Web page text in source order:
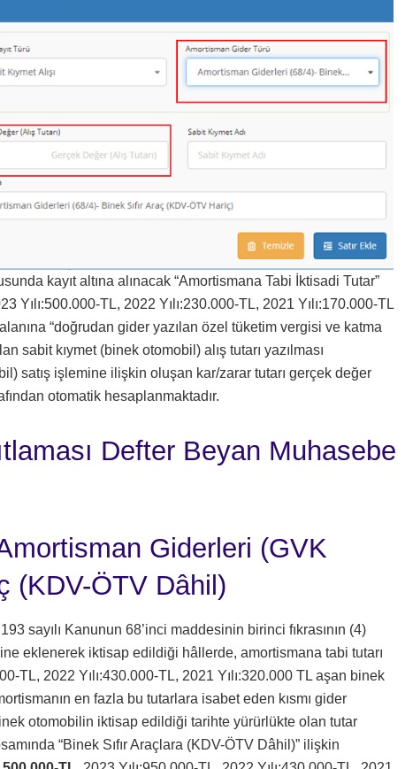
kayıt altına alınacak “Amortismana Tabi İktisadi Tutar”
Yılı:500.000-TL, 2022 Yılı:230.000-TL, 2021 Yılı:170.000-TL
“doğrudan gider yazılan özel tüketim vergisi ve katma
sabit kıymet (binek otomobil) alış tutarı yazılması
satış işlemine ilişkin oluşan kar/zarar tutarı gerçek değer
otomatik hesaplanmaktadır.
Defter Beyan Muhasebe
Giderleri (GVK
(KDV-ÖTV Dâhil)
sayılı Kanunun 68’inci maddesinin birinci fıkrasının (4)
eklenerek iktisap edildiği hâllerde, amortismana tabi tutarı
TL, 2022 Yılı:430.000-TL, 2021 Yılı:320.000 TL aşan binek
en fazla bu tutarlara isabet eden kısmı gider
otomobilin iktisap edildiği tarihte yürürlükte olan tutar
“Binek Sıfır Araçlara (KDV-ÖTV Dâhil)” ilişkin